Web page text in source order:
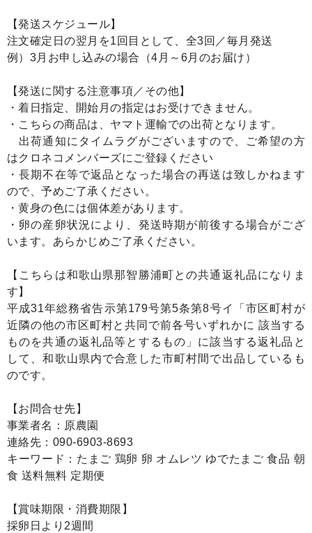
【発送スケジュール】
注文確定日の翌月を1回目として、全3回／毎月発送
例）3月お申し込みの場合（4月～6月のお届け）
【発送に関する注意事項／その他】
・着日指定、開始月の指定はお受けできません。
・こちらの商品は、ヤマト運輸での出荷となります。
出荷通知にタイムラグがございますので、ご希望の方
はクロネコメンバーズにご登録ください
・長期不在等で返品となった場合の再送は致しかねます
ので、予めご了承ください。
・黄身の色には個体差があります。
・卵の産卵状況により、発送時期が前後する場合がござ
います。あらかじめご了承ください。
【こちらは和歌山県那智勝浦町との共通返礼品になりま
す】
平成31年総務省告示第179号第5条第8号イ「市区町村が
近隣の他の市区町村と共同で前各号いずれかに 該当する
ものを共通の返礼品等とするもの」に該当する返礼品と
して、和歌山県内で合意した市町村間で出品しているも
のです。
【お問合せ先】
事業者名：原農園
連絡先：090-6903-8693
キーワード：たまご 鶏卵 卵 オムレツ ゆでたまご 食品 朝
食 送料無料 定期便
【賞味期限・消費期限】
採卵日より2週間